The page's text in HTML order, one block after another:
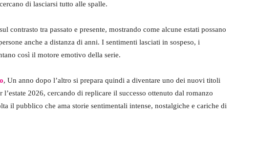
di lasciarsi tutto alle spalle.
contrasto tra passato e presente, mostrando come alcune estati possano
anche a distanza di anni. I sentimenti lasciati in sospeso, i
così il motore emotivo della serie.
, Un anno dopo l’altro si prepara quindi a diventare uno dei nuovi titoli
2026, cercando di replicare il successo ottenuto dal romanzo
il pubblico che ama storie sentimentali intense, nostalgiche e cariche di